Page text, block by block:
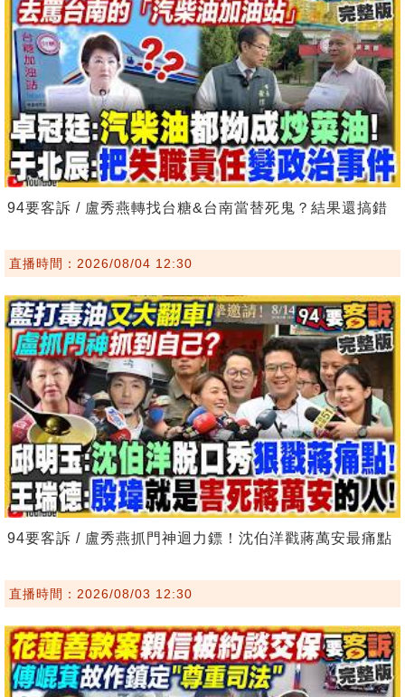
94要客訴 / 盧秀燕轉找台糖&台南當替死鬼？結果還搞錯
直播時間：2026/08/04 12:30
94要客訴 / 盧秀燕抓門神迴力鏢！沈伯洋戳蔣萬安最痛點
直播時間：2026/08/03 12:30